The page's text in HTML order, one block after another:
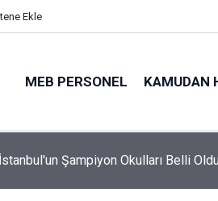
Ekle
MEB PERSONEL KAMUDAN
Şampiyon Okulları Belli